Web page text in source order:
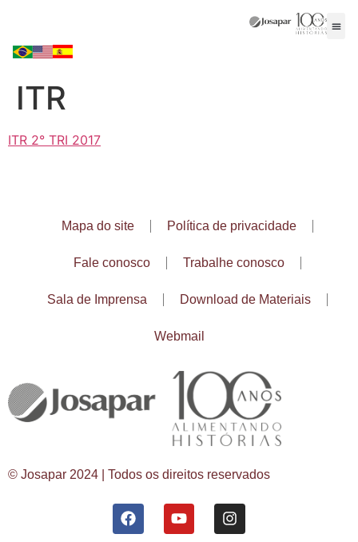
ITR
ITR 2° TRI 2017
Mapa do site Política de privacidade
Fale conosco Trabalhe conosco
Sala de Imprensa Download de Materiais
Webmail
© Josapar 2024 | Todos os direitos reservados